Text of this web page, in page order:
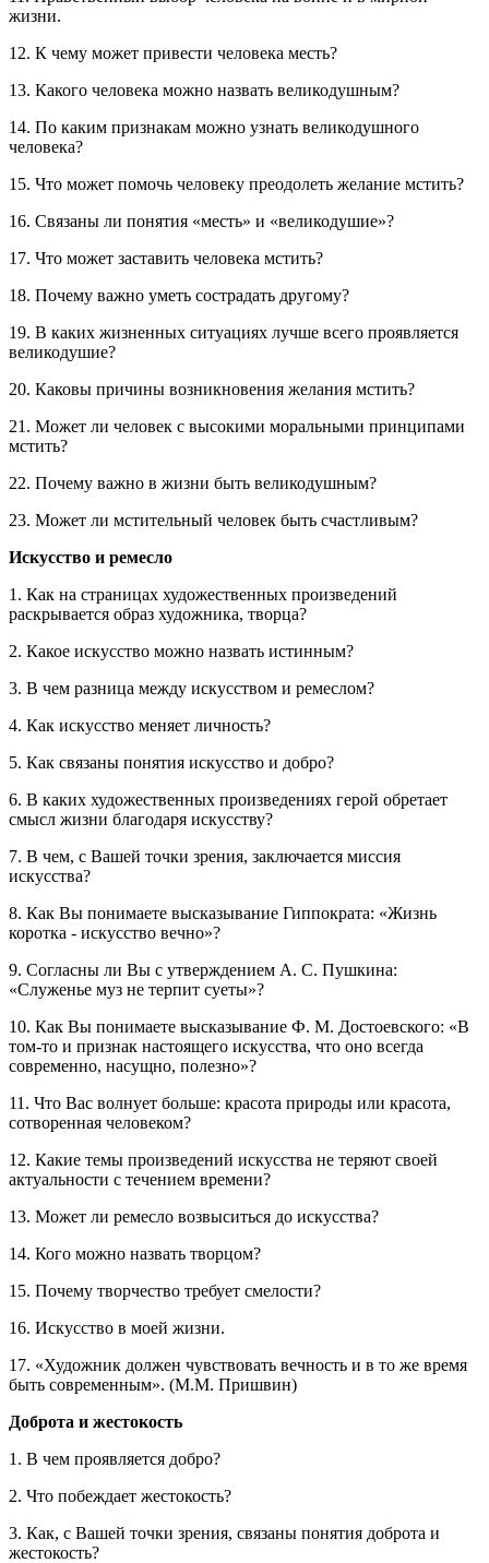
жизни.
12. К чему может привести человека месть?
13. Какого человека можно назвать великодушным?
14. По каким признакам можно узнать великодушного
человека?
15. Что может помочь человеку преодолеть желание мстить?
16. Связаны ли понятия «месть» и «великодушие»?
17. Что может заставить человека мстить?
18. Почему важно уметь сострадать другому?
19. В каких жизненных ситуациях лучше всего проявляется
великодушие?
20. Каковы причины возникновения желания мстить?
21. Может ли человек с высокими моральными принципами
мстить?
22. Почему важно в жизни быть великодушным?
23. Может ли мстительный человек быть счастливым?
Искусство и ремесло
1. Как на страницах художественных произведений
раскрывается образ художника, творца?
2. Какое искусство можно назвать истинным?
3. В чем разница между искусством и ремеслом?
4. Как искусство меняет личность?
5. Как связаны понятия искусство и добро?
6. В каких художественных произведениях герой обретает
смысл жизни благодаря искусству?
7. В чем, с Вашей точки зрения, заключается миссия
искусства?
8. Как Вы понимаете высказывание Гиппократа: «Жизнь
коротка - искусство вечно»?
9. Согласны ли Вы с утверждением А. С. Пушкина:
«Служенье муз не терпит суеты»?
10. Как Вы понимаете высказывание Ф. М. Достоевского: «В
том-то и признак настоящего искусства, что оно всегда
современно, насущно, полезно»?
11. Что Вас волнует больше: красота природы или красота,
сотворенная человеком?
12. Какие темы произведений искусства не теряют своей
актуальности с течением времени?
13. Может ли ремесло возвыситься до искусства?
14. Кого можно назвать творцом?
15. Почему творчество требует смелости?
16. Искусство в моей жизни.
17. «Художник должен чувствовать вечность и в то же время
быть современным». (М.М. Пришвин)
Доброта и жестокость
1. В чем проявляется добро?
2. Что побеждает жестокость?
3. Как, с Вашей точки зрения, связаны понятия доброта и
жестокость?